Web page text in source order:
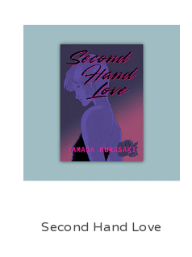
Second Hand Love